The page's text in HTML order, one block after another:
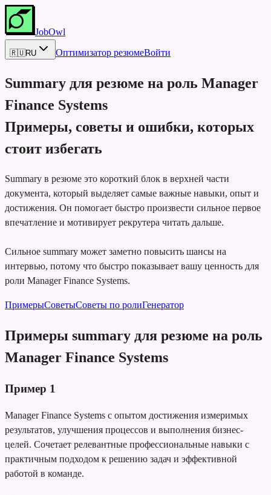
JobOwl
🇷🇺RU Оптимизатор резюмеВойти
Summary для резюме на роль Manager
Finance Systems
Примеры, советы и ошибки, которых
стоит избегать
Summary в резюме это короткий блок в верхней части
документа, который выделяет самые важные навыки, опыт и
достижения. Он помогает быстро произвести сильное первое
впечатление и мотивирует рекрутера читать дальше.
Сильное summary может заметно повысить шансы на
интервью, потому что быстро показывает вашу ценность для
роли Manager Finance Systems.
ПримерыСоветыСоветы по ролиГенератор
Примеры summary для резюме на роль
Manager Finance Systems
Пример 1
Manager Finance Systems с опытом достижения измеримых
результатов, улучшения процессов и выполнения бизнес-
целей. Сочетает релевантные профессиональные навыки с
практичным подходом к решению задач и эффективной
работой в команде.